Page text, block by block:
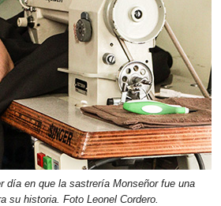
día en que la sastrería Monseñor fue una
su historia. Foto Leonel Cordero.